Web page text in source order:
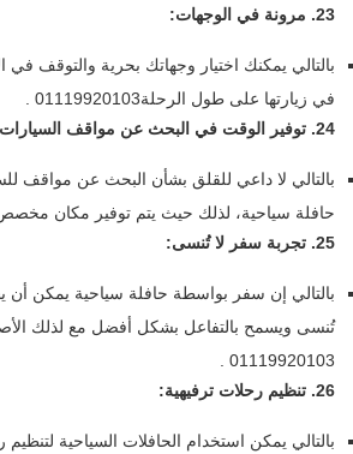
23. مرونة في الوجهات:
بالتالي يمكنك اختيار وجهاتك بحرية والتوقف في
في زيارتها على طول الرحلة01119920103 .
24. توفير الوقت في البحث عن مواقف السيارات:
بالتالي لا داعي للقلق بشأن البحث عن مواقف
حافلة سياحية، لذلك حيث يتم توفير مكان
25. تجربة سفر لا تُنسى:
بالتالي إن سفر بواسطة حافلة سياحية يمكن أن
تُنسى ويسمح بالتفاعل بشكل أفضل مع لذلك
01119920103 .
26. تنظيم رحلات ترفيهية:
بالتالي يمكن استخدام الحافلات السياحية لتنظيم